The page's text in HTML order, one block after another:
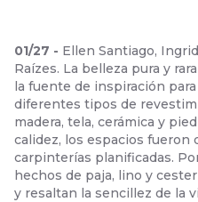
01/27 - Ellen Santiago,
Raízes. La belleza pura y
la fuente de inspiración
diferentes tipos de
madera, tela, cerámica y
calidez, los espacios
carpinterías planificadas.
hechos de paja, lino y
y resaltan la sencillez de la